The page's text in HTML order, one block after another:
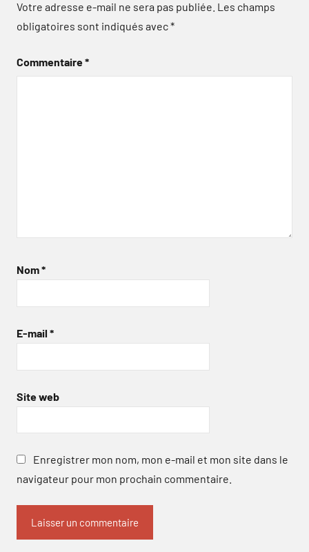
Votre adresse e-mail ne sera pas publiée. Les champs
obligatoires sont indiqués avec*
Commentaire*
Nom*
E-mail *
Site web
Enregistrer mon nom, mon e-mail et mon site dans le
navigateur pour mon prochain commentaire.